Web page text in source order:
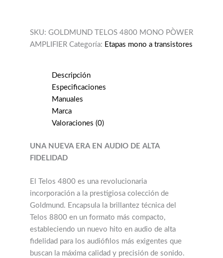
SKU: GOLDMUND TELOS 4800 MONO PÒWER
AMPLIFIER Categoría: Etapas mono a transistores
Descripción
Especificaciones
Manuales
Marca
Valoraciones (0)
UNA NUEVA ERA EN AUDIO DE ALTA
FIDELIDAD
El Telos 4800 es una revolucionaria
incorporación a la prestigiosa colección de
Goldmund. Encapsula la brillantez técnica del
Telos 8800 en un formato más compacto,
estableciendo un nuevo hito en audio de alta
fidelidad para los audiófilos más exigentes que
buscan la máxima calidad y precisión de sonido.